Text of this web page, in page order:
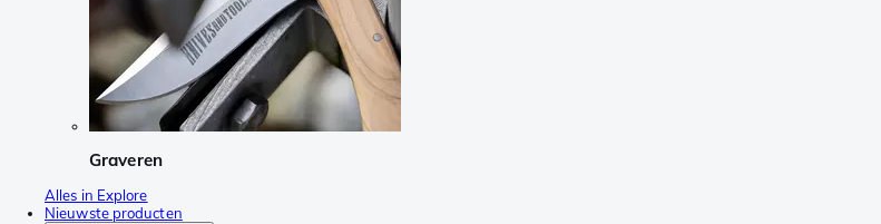
Graveren
Alles in Explore
Nieuwste producten